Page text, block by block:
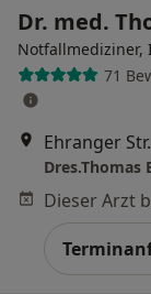
Dr. med.
71
Ehranger
Dres.Thomas